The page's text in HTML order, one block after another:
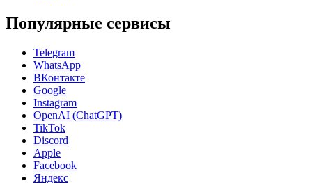
Популярные сервисы
Telegram
WhatsApp
ВКонтакте
Google
Instagram
OpenAI (ChatGPT)
TikTok
Discord
Apple
Facebook
Яндекс